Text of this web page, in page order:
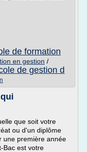
de formation
en gestion /
de gestion d
que soit votre
ou d'un diplôme
une première année
Bac est votre